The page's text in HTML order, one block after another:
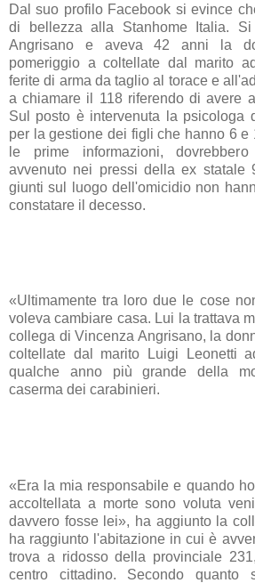
Dal suo profilo Facebook si evince
di bellezza alla Stanhome Italia. Si
Angrisano e aveva 42 anni la
pomeriggio a coltellate dal marito
ferite di arma da taglio al torace e
a chiamare il 118 riferendo di avere
Sul posto è intervenuta la psicologa
per la gestione dei figli che hanno 6 e
le prime informazioni,
avvenuto nei pressi della ex statale
giunti sul luogo dell'omicidio non
constatare il decesso.
«Ultimamente tra loro due le cose
voleva cambiare casa. Lui la trattava
collega di Vincenza Angrisano, la
coltellate dal marito Luigi Leonetti
qualche anno più grande della
caserma dei carabinieri.
«Era la mia responsabile e quando
accoltellata a morte sono voluta
davvero fosse lei», ha aggiunto la
ha raggiunto l'abitazione in cui è
trova a ridosso della provinciale
centro cittadino. Secondo quanto